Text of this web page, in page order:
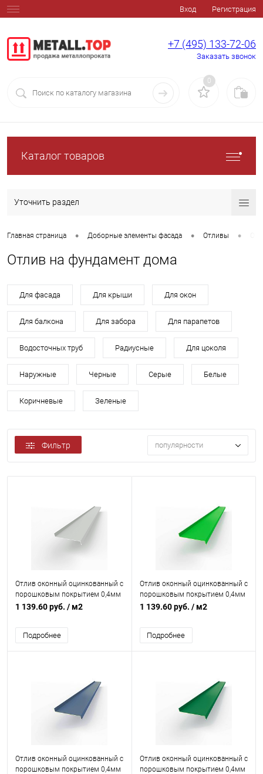
Вход Регистрация
+7 (495) 133-72-06
Заказать звонок
0
Каталог товаров
Уточнить раздел
Главная страница • Доборные элементы фасада • Отливы •
Отлив на фундамент дома
Для фасада Для крыши Для окон
Для балкона Для забора Для парапетов
Водосточных труб Радиусные Для цоколя
Наружные Черные Серые Белые
Коричневые Зеленые
Фильтр популярности
Отлив оконный оцинкованный c
порошковым покрытием 0,4мм
RAL 9018
1 139.60 руб. / м2
Подробнее
Отлив оконный оцинкованный c
порошковым покрытием 0,4мм
RAL 6038
1 139.60 руб. / м2
Подробнее
Отлив оконный оцинкованный c
порошковым покрытием 0,4мм
Отлив оконный оцинкованный c
порошковым покрытием 0,4мм